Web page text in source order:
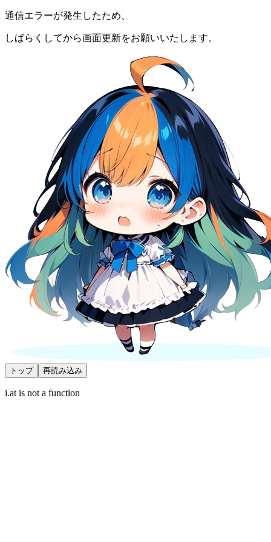
通信エラーが発生したため、
しばらくしてから画面更新をお願いいたします。
トップ 再読み込み
i.at is not a function